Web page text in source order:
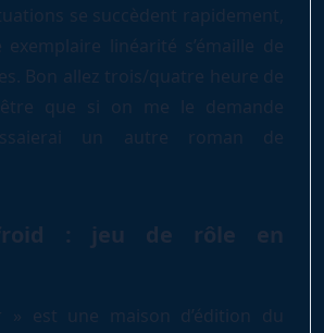
se succèdent rapidement,
exemplaire linéarité s’émaille de
Bon allez trois/quatre heure de
être que si on me le demande
un autre roman de
: jeu de rôle en
» est une maison d’édition du